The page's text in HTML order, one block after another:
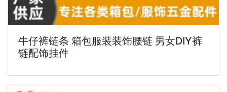
牛仔裤链条 箱包服装装饰腰链 男女DIY裤
链配饰挂件